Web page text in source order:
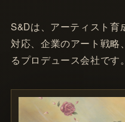
S&Dは、アーティスト育
対応、企業のアート戦略
るプロデュース会社です。